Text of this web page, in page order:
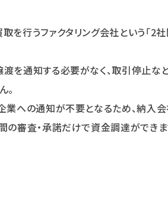
を行うファクタリング会社という「2社
を通知する必要がなく、取引停止な
。
業への通知が不要となるため、納入会
の審査・承諾だけで資金調達ができま